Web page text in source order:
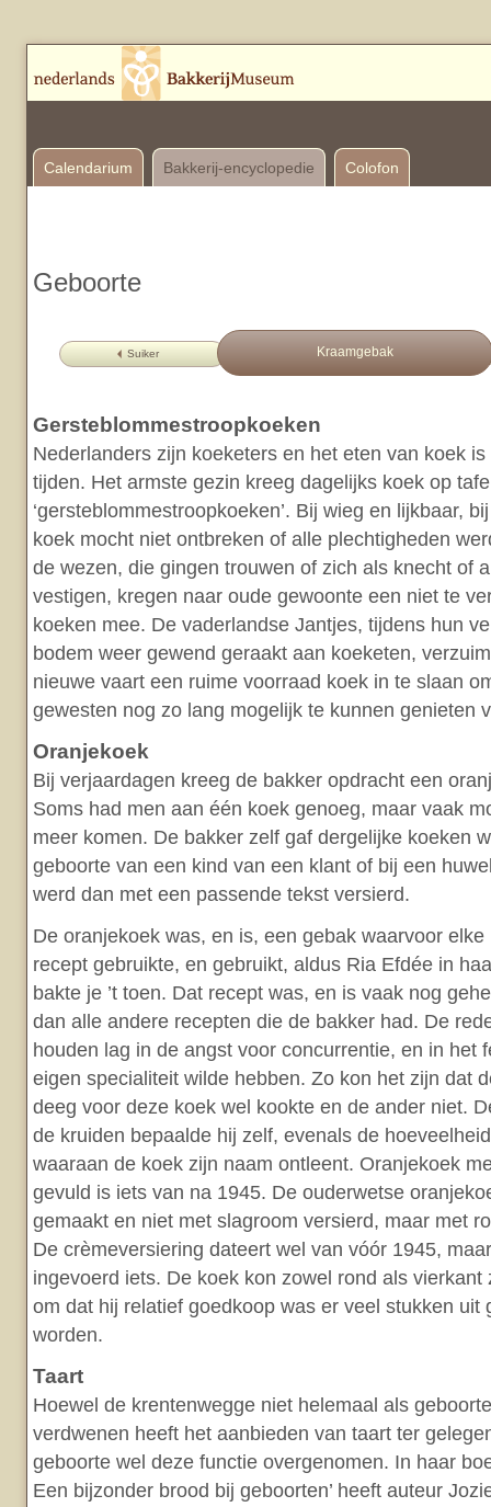
Calendarium Bakkerij-encyclopedie Colofon
Geboorte
Suiker Kraamgebak
Gersteblommestroopkoeken
Nederlanders zijn koeketers en het eten van koek
tijden. Het armste gezin kreeg dagelijks koek op
‘gersteblommestroopkoeken’. Bij wieg en lijkbaar,
koek mocht niet ontbreken of alle plechtigheden
de wezen, die gingen trouwen of zich als knecht of
vestigen, kregen naar oude gewoonte een niet te
koeken mee. De vaderlandse Jantjes, tijdens hun
bodem weer gewend geraakt aan koeketen,
nieuwe vaart een ruime voorraad koek in te slaan
gewesten nog zo lang mogelijk te kunnen genieten
Oranjekoek
Bij verjaardagen kreeg de bakker opdracht een
Soms had men aan één koek genoeg, maar vaak
meer komen. De bakker zelf gaf dergelijke koeken
geboorte van een kind van een klant of bij een
werd dan met een passende tekst versierd.
De oranjekoek was, en is, een gebak waarvoor
recept gebruikte, en gebruikt, aldus Ria Efdée in
bakte je ’t toen. Dat recept was, en is vaak nog
dan alle andere recepten die de bakker had. De
houden lag in de angst voor concurrentie, en in het
eigen specialiteit wilde hebben. Zo kon het zijn dat
deeg voor deze koek wel kookte en de ander niet.
de kruiden bepaalde hij zelf, evenals de
waaraan de koek zijn naam ontleent. Oranjekoek
gevuld is iets van na 1945. De ouderwetse
gemaakt en niet met slagroom versierd, maar met
De crèmeversiering dateert wel van vóór 1945,
ingevoerd iets. De koek kon zowel rond als vierkant
om dat hij relatief goedkoop was er veel stukken uit
worden.
Taart
Hoewel de krentenwegge niet helemaal als
verdwenen heeft het aanbieden van taart ter
geboorte wel deze functie overgenomen. In haar
Een bijzonder brood bij geboorten’ heeft auteur